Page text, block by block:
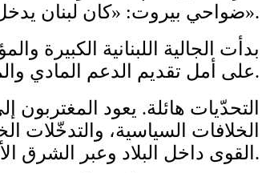
ضواحي بيروت: «كان لبنان يدخل في مرحلة كارثية. العودة كانت الخيار الأفضل والوحيد».
على أمل تقديم الدعم المادي والمالي لبلد دمّرته واحدة من أكثر الحروب دموية منذ عقود في هذه الدولة المتوسطية.
التحدّيات هائلة. يعود
الخلافات السياسية،
القوى داخل البلاد وعبر الشرق الأوسط.